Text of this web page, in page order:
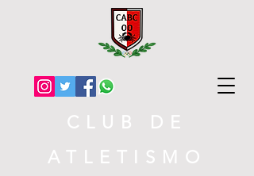
CLUB DE
ATLETISMO